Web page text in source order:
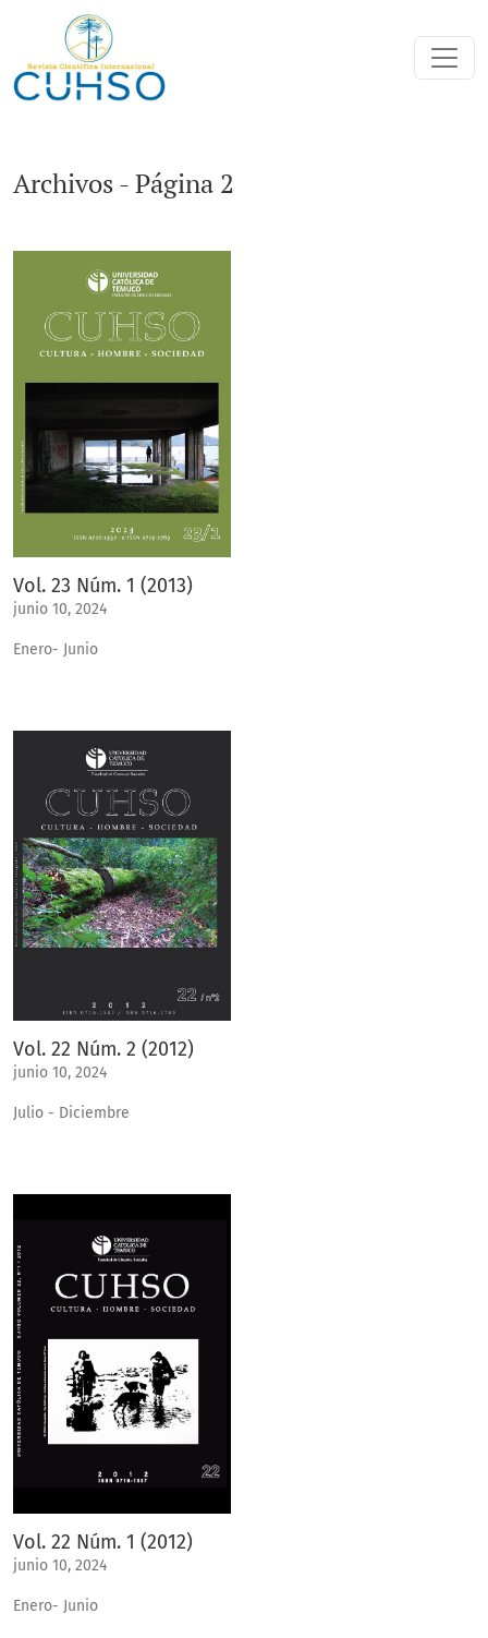
Archivos - Página 2
Archivos - Página 2
Vol. 23 Núm. 1 (2013)
junio 10, 2024
Enero- Junio
Vol. 22 Núm. 2 (2012)
junio 10, 2024
Julio - Diciembre
Vol. 22 Núm. 1 (2012)
junio 10, 2024
Enero- Junio